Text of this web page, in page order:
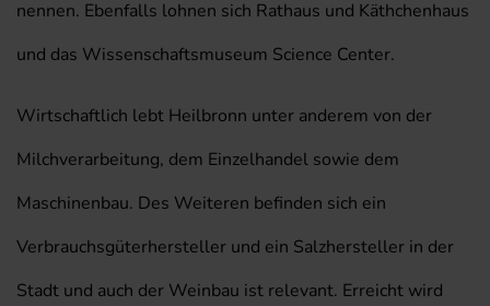
nennen. Ebenfalls lohnen sich Rathaus und Käthchenhaus
und das Wissenschaftsmuseum Science Center.
Wirtschaftlich lebt Heilbronn unter anderem von der
Milchverarbeitung, dem Einzelhandel sowie dem
Maschinenbau. Des Weiteren befinden sich ein
Verbrauchsgüterhersteller und ein Salzhersteller in der
Stadt und auch der Weinbau ist relevant. Erreicht wird